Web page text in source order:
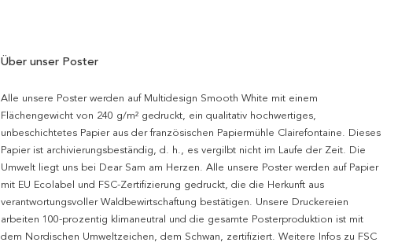
Über unser Poster
Alle unsere Poster werden auf Multidesign Smooth White mit einem
Flächengewicht von 240 g/m² gedruckt, ein qualitativ hochwertiges,
unbeschichtetes Papier aus der französischen Papiermühle Clairefontaine. Dieses
Papier ist archivierungsbeständig, d. h., es vergilbt nicht im Laufe der Zeit. Die
Umwelt liegt uns bei Dear Sam am Herzen. Alle unsere Poster werden auf Papier
mit EU Ecolabel und FSC-Zertifizierung gedruckt, die die Herkunft aus
verantwortungsvoller Waldbewirtschaftung bestätigen. Unsere Druckereien
arbeiten 100-prozentig klimaneutral und die gesamte Posterproduktion ist mit
dem Nordischen Umweltzeichen, dem Schwan, zertifiziert. Weitere Infos zu FSC